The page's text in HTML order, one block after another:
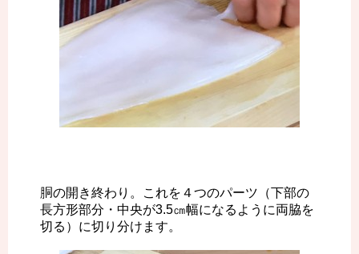
胴の開き終わり。これを４つのパーツ（下部の
長方形部分・中央が3.5㎝幅になるように両脇を
切る）に切り分けます。